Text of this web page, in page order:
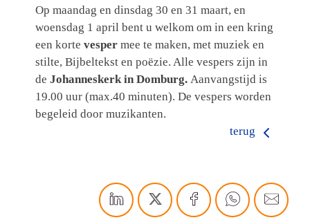
Op maandag en dinsdag 30 en 31 maart, en
woensdag 1 april bent u welkom om in een kring
een korte vesper mee te maken, met muziek en
stilte, Bijbeltekst en poëzie. Alle vespers zijn in
de Johanneskerk in Domburg. Aanvangstijd is
19.00 uur (max.40 minuten). De vespers worden
begeleid door muzikanten.
terug